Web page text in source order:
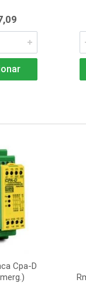
Cpa-D